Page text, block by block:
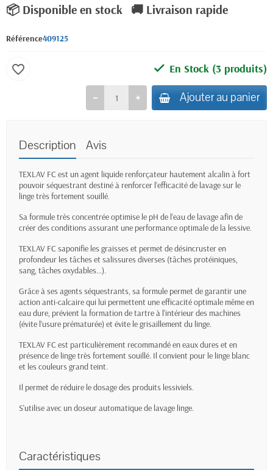
📦 Disponible en stock 🚚 Livraison rapide
Référence409125
En Stock (3 produits)
Ajouter au panier
favorite_border
Description Avis
TEXLAV FC est un agent liquide renforçateur hautement alcalin à fort
pouvoir séquestrant destiné à renforcer l’efficacité de lavage sur le
linge très fortement souillé.
Sa formule très concentrée optimise le pH de l’eau de lavage afin de
créer des conditions assurant une performance optimale de la lessive.
TEXLAV FC saponifie les graisses et permet de désincruster en
profondeur les tâches et salissures diverses (tâches protéiniques,
sang, tâches oxydables...).
Grâce à ses agents séquestrants, sa formule permet de garantir une
action anti-calcaire qui lui permettent une efficacité optimale même en
eau dure, prévient la formation de tartre à l’intérieur des machines
(évite l’usure prématurée) et évite le grisaillement du linge.
TEXLAV FC est particulièrement recommandé en eaux dures et en
présence de linge très fortement souillé. Il convient pour le linge blanc
et les couleurs grand teint.
Il permet de réduire le dosage des produits lessiviels.
S'utilise avec un doseur automatique de lavage linge.
Caractéristiques